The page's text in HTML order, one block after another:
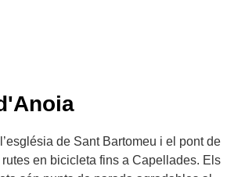
de Sant Bartomeu i el pont de
en bicicleta fins a Capellades. Els